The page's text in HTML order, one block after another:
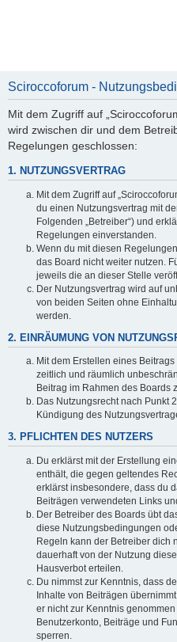
Sciroccoforum -
Mit dem Zugriff auf
wird zwischen dir und dem
Regelungen geschlossen:
1. NUTZUNGSVERTRAG
Mit dem Zugriff auf
du einen Nutzungsvertrag mit
Folgenden „Betreiber“) und
Regelungen einverstanden.
Wenn du mit diesen
das Board nicht weiter nutzen.
jeweils die an dieser Stelle
Der Nutzungsvertrag wird auf
von beiden Seiten ohne
werden.
2. EINRÄUMUNG VON
Mit dem Erstellen eines
zeitlich und räumlich
Beitrag im Rahmen des Boards
Das Nutzungsrecht nach Punkt
Kündigung des
3. PFLICHTEN DES NUTZERS
Du erklärst mit der Erstellung
enthält, die gegen geltendes
erklärst insbesondere, dass du
Beiträgen verwendeten Links
Der Betreiber des Boards übt
diese Nutzungsbedingungen
Regeln kann der Betreiber dich
dauerhaft von der Nutzung
Hausverbot erteilen.
Du nimmst zur Kenntnis, dass
Inhalte von Beiträgen
er nicht zur Kenntnis
Benutzerkonto, Beiträge und
sperren.